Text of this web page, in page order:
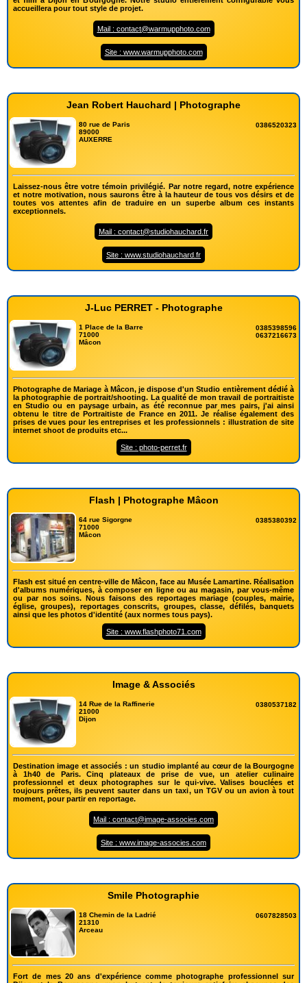
accueillera pour tout style de projet.
Mail : contact@warmupphoto.com
Site : www.warmupphoto.com
Jean Robert Hauchard | Photographe
80 rue de Paris
89000
AUXERRE
0386520323
Laissez-nous être votre témoin privilégié. Par notre regard, notre expérience
et notre motivation, nous saurons être à la hauteur de tous vos désirs et de
toutes vos attentes afin de traduire en un superbe album ces instants
exceptionnels.
Mail : contact@studiohauchard.fr
Site : www.studiohauchard.fr
J-Luc PERRET - Photographe
1 Place de la Barre
71000
Mâcon
0385398596
0637216673
Photographe de Mariage à Mâcon, je dispose d'un Studio entièrement dédié à
la photographie de portrait/shooting. La qualité de mon travail de portraitiste
en Studio ou en paysage urbain, as été reconnue par mes pairs, j'ai ainsi
obtenu le titre de Portraitiste de France en 2011. Je réalise également des
prises de vues pour les entreprises et les professionnels : illustration de site
internet shoot de produits etc...
Site : photo-perret.fr
Flash | Photographe Mâcon
64 rue Sigorgne
71000
Mâcon
0385380392
Flash est situé en centre-ville de Mâcon, face au Musée Lamartine. Réalisation
d'albums numériques, à composer en ligne ou au magasin, par vous-même
ou par nos soins. Nous faisons des reportages mariage (couples, mairie,
église, groupes), reportages conscrits, groupes, classe, défilés, banquets
ainsi que les photos d'identité (aux normes tous pays).
Site : www.flashphoto71.com
Image & Associés
14 Rue de la Raffinerie
21000
Dijon
0380537182
Destination image et associés : un studio implanté au cœur de la Bourgogne
à 1h40 de Paris. Cinq plateaux de prise de vue, un atelier culinaire
professionnel et deux photographes sur le qui-vive. Valises bouclées et
toujours prêtes, ils peuvent sauter dans un taxi, un TGV ou un avion à tout
moment, pour partir en reportage.
Mail : contact@image-associes.com
Site : www.image-associes.com
Smile Photographie
18 Chemin de la Ladrié
21310
Arceau
0607828503
Fort de mes 20 ans d'expérience comme photographe professionnel sur